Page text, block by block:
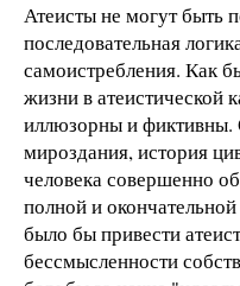
Атеисты не могут быть
последовательная
самоистребления. Как
жизни в атеистической
иллюзорны и фиктивны.
мироздания, история
человека совершенно
полной и
было бы привести
бессмысленности